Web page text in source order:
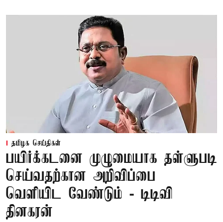
தமிழக செய்திகள்
பயிர்க்கடனை முழுமையாக தள்ளுபடி
செய்வதற்கான அறிவிப்பை
வெளியிட வேண்டும் - டிடிவி
தினகரன்